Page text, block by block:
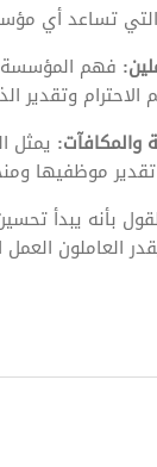
تساعد أي
فهم المؤسسة
وتقدير
والمكافآت: يمثل
موظفيها
بأنه يبدأ
العاملون